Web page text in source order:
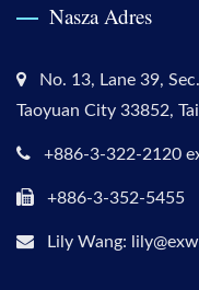
Nasza Adres
No. 13, Lane 39,
Taoyuan City 33852,
+886-3-322-2120
+886-3-352-5455
Lily Wang: